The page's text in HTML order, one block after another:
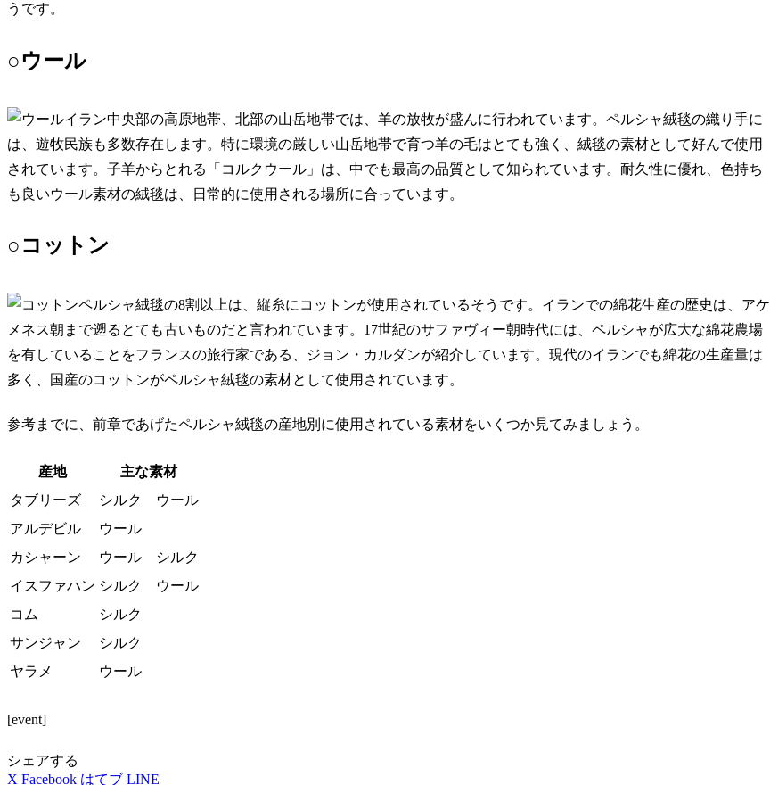
うです。
○ウール
イラン中央部の高原地帯、北部の山岳地帯では、羊の放牧が盛んに行われています。ペルシャ絨毯の織り手に
は、遊牧民族も多数存在します。特に環境の厳しい山岳地帯で育つ羊の毛はとても強く、絨毯の素材として好んで使用
されています。子羊からとれる「コルクウール」は、中でも最高の品質として知られています。耐久性に優れ、色持ち
も良いウール素材の絨毯は、日常的に使用される場所に合っています。
○コットン
ペルシャ絨毯の8割以上は、縦糸にコットンが使用されているそうです。イランでの綿花生産の歴史は、アケ
メネス朝まで遡るとても古いものだと言われています。17世紀のサファヴィー朝時代には、ペルシャが広大な綿花農場
を有していることをフランスの旅行家である、ジョン・カルダンが紹介しています。現代のイランでも綿花の生産量は
多く、国産のコットンがペルシャ絨毯の素材として使用されています。
参考までに、前章であげたペルシャ絨毯の産地別に使用されている素材をいくつか見てみましょう。
産地
主な素材
タブリーズ
シルク ウール
アルデビル
ウール
カシャーン
ウール シルク
イスファハン シルク ウール
コム
シルク
サンジャン
シルク
ヤラメ
ウール
[event]
シェアする
X Facebook はてブ LINE